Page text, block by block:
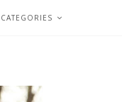
CATEGORIES